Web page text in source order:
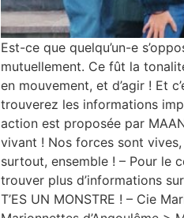
Est-ce que quelqu’un-e
mutuellement. Ce fût la
en mouvement, et d’agir ! Et
trouverez les informations
action est proposée par
vivant ! Nos forces sont
surtout, ensemble ! – Pour le
trouver plus d’informations
T’ES UN MONSTRE ! – Cie